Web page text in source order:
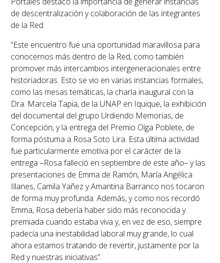
de descentralización y colaboración de las integrantes
de la Red:
“Este encuentro fue una oportunidad maravillosa para
conocernos más dentro de la Red, como también
promover más intercambios intergeneracionales entre
historiadoras. Esto se vio en varias instancias formales,
como las mesas temáticas, la charla inaugural con la
Dra. Marcela Tapia, de la UNAP en Iquique, la exhibición
del documental del grupo Urdiendo Memorias, de
Concepción, y la entrega del Premio Olga Poblete, de
forma póstuma a Rosa Soto Lira. Esta última actividad
fue particularmente emotiva por el carácter de la
entrega –Rosa falleció en septiembre de este año– y las
presentaciones de Emma de Ramón, María Angélica
Illanes, Camila Yañez y Amantina Barranco nos tocaron
de forma muy profunda. Además, y como nos recordó
Emma, Rosa debería haber sido más reconocida y
premiada cuando estaba viva y, en vez de eso, siempre
padecía una inestabilidad laboral muy grande, lo cual
ahora estamos tratando de revertir, justamente por la
Red y nuestras iniciativas”.